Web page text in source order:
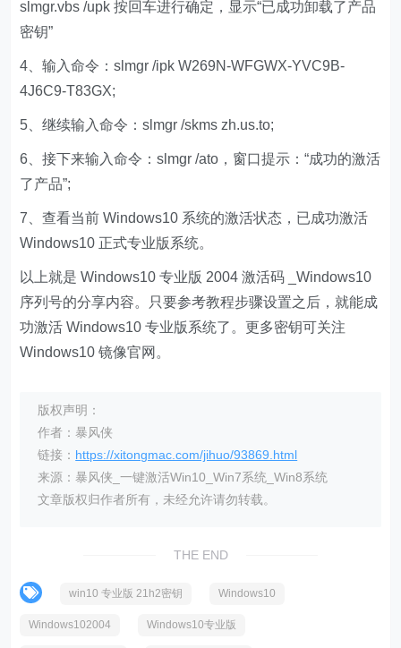
slmgr.vbs /upk 按回车进行确定，显示“已成功卸载了产品
密钥”
4、输入命令：slmgr /ipk W269N-WFGWX-YVC9B-
4J6C9-T83GX;
5、继续输入命令：slmgr /skms zh.us.to;
6、接下来输入命令：slmgr /ato，窗口提示：“成功的激活
了产品”;
7、查看当前 Windows10 系统的激活状态，已成功激活
Windows10 正式专业版系统。
以上就是 Windows10 专业版 2004 激活码 _Windows10
序列号的分享内容。只要参考教程步骤设置之后，就能成
功激活 Windows10 专业版系统了。更多密钥可关注
Windows10 镜像官网。
版权声明：
作者：暴风侠
链接： https://xitongmac.com/jihuo/93869.html
来源：暴风侠_一键激活Win10_Win7系统_Win8系统
文章版权归作者所有，未经允许请勿转载。
THE END
win10 专业版 21h2密钥 Windows10
Windows102004 Windows10专业版